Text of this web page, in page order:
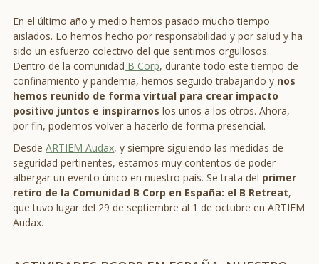
En el último año y medio hemos pasado mucho tiempo
aislados. Lo hemos hecho por responsabilidad y por salud y ha
sido un esfuerzo colectivo del que sentirnos orgullosos.
Dentro de la comunidad B Corp, durante todo este tiempo de
confinamiento y pandemia, hemos seguido trabajando y nos
hemos reunido de forma virtual para crear impacto
positivo juntos e inspirarnos los unos a los otros. Ahora,
por fin, podemos volver a hacerlo de forma presencial.
Desde ARTIEM Audax, y siempre siguiendo las medidas de
seguridad pertinentes, estamos muy contentos de poder
albergar un evento único en nuestro país. Se trata del primer
retiro de la Comunidad B Corp en España: el B Retreat,
que tuvo lugar del 29 de septiembre al 1 de octubre en ARTIEM
Audax.